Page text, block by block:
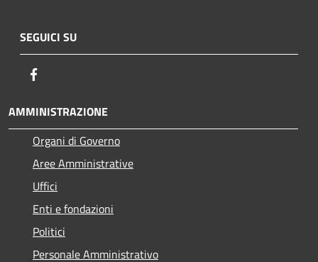
SEGUICI SU
AMMINISTRAZIONE
Organi di Governo
Aree Amministrative
Uffici
Enti e fondazioni
Politici
Personale Amministrativo